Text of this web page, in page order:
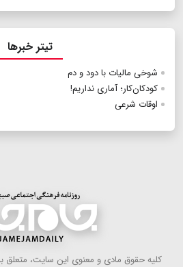
تیتر خبرها
شوخی مالیات با دود و دم
کودکان‌کار؛ آماری نداریم!
اوقات شرعی
كلیه حقوق مادی و معنوی این سایت، متعلق